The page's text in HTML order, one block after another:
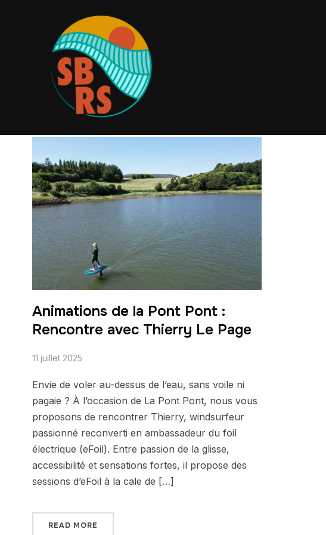
Animations de la Pont Pont :
Rencontre avec Thierry Le Page
11 juillet 2025
Envie de voler au-dessus de l’eau, sans voile ni
pagaie ? À l’occasion de La Pont Pont, nous vous
proposons de rencontrer Thierry, windsurfeur
passionné reconverti en ambassadeur du foil
électrique (eFoil). Entre passion de la glisse,
accessibilité et sensations fortes, il propose des
sessions d’eFoil à la cale de […]
READ MORE